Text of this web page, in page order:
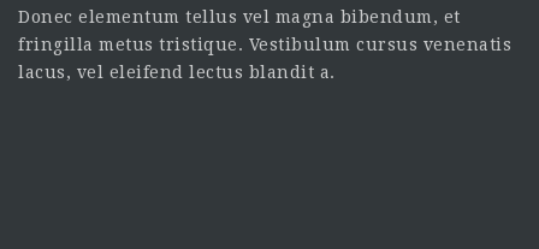
Donec elementum tellus vel magna bibendum, et
fringilla metus tristique. Vestibulum cursus venenatis
lacus, vel eleifend lectus blandit a.